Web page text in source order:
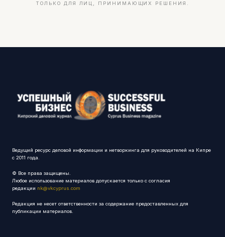
ТОЛЬКО ДЛЯ ЛИЦ, ПРИНИМАЮЩИХ РЕШЕНИЯ.
Ведущий ресурс деловой информации и нетворкинга для руководителей на Кипре
с 2011 года.
© Все права защищены.
Любое использование материалов допускается только с согласия
редакции nk@vkcyprus.com
Редакция не несет ответственности за содержание предоставленных для
публикации материалов.